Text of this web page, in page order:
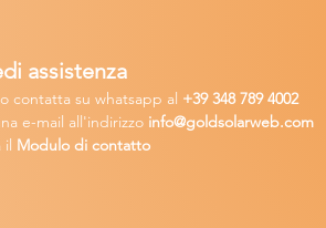
assistenza
contatta su whatsapp al +39 348 789 4002
e-mail all'indirizzo info@goldsolarweb.com
il Modulo di contatto